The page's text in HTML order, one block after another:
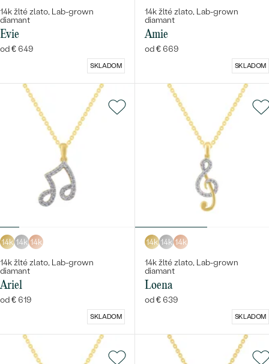
14k žlté zlato, Lab-grown
diamant
Evie
od € 649
SKLADOM
14k žlté zlato, Lab-grown
diamant
Amie
od € 669
SKLADOM
14k 14k 14k
14k žlté zlato, Lab-grown
diamant
Ariel
od € 619
SKLADOM
14k 14k 14k
14k žlté zlato, Lab-grown
diamant
Loena
od € 639
SKLADOM